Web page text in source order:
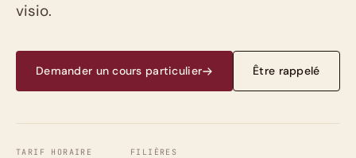
visio.
Demander un cours particulier Être rappelé
TARIF HORAIRE FILIÈRES